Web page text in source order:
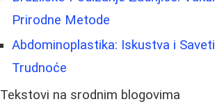
Prirodne Metode
Abdominoplastika: Iskustva i
Trudnoće
Tekstovi na srodnim blogovima